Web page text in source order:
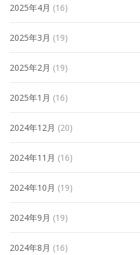
2025年4月 (16)
2025年3月 (19)
2025年2月 (19)
2025年1月 (16)
2024年12月 (20)
2024年11月 (16)
2024年10月 (19)
2024年9月 (19)
2024年8月 (16)